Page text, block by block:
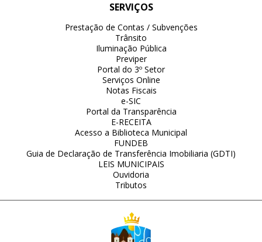
SERVIÇOS
Prestação de Contas / Subvenções
Trânsito
Iluminação Pública
Previper
Portal do 3º Setor
Serviços Online
Notas Fiscais
e-SIC
Portal da Transparência
E-RECEITA
Acesso a Biblioteca Municipal
FUNDEB
Guia de Declaração de Transferência Imobiliaria (GDTI)
LEIS MUNICIPAIS
Ouvidoria
Tributos